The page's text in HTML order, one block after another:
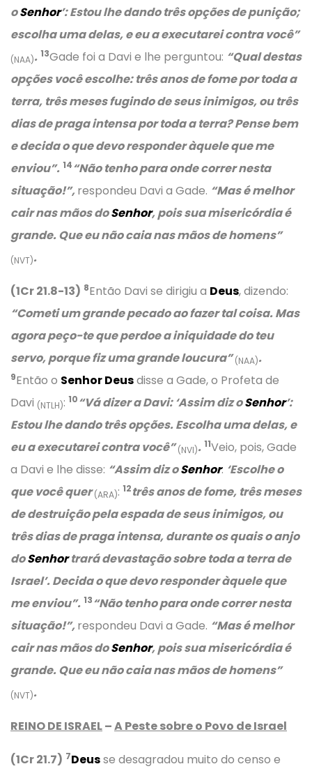
oSenhor’:Estou lhe dando três opções de punição;
escolha uma delas, e eu a executarei contra você”
(NAA). 13Gade foi a Davi e lhe perguntou: “Qual destas
opções você escolhe: três anos de fome por toda a
terra, três meses fugindo de seus inimigos, ou três
dias de praga intensa por toda a terra? Pense bem
e decida o que devo responder àquele que me
enviou”. 14“Não tenho para onde correr nesta
situação!”,respondeu Davi a Gade. “Mas é melhor
cair nas mãos doSenhor, pois sua misericórdia é
grande. Que eu não caia nas mãos de homens”
(NVT).
(1Cr 21.8-13) 8Então Davi se dirigiu a Deus, dizendo:
“Cometi um grande pecado ao fazer tal coisa. Mas
agora peço-te que perdoe a iniquidade do teu
servo, porque fiz uma grande loucura”(NAA).
9Então o Senhor Deusdisse a Gade, o Profeta de
Davi (NTLH): 10“Vá dizer a Davi:‘Assim diz oSenhor’:
Estou lhe dando três opções. Escolha uma delas, e
eu a executarei contra você”(NVI). 11Veio, pois, Gade
a Davi e lhe disse: “Assim diz oSenhor: ‘Escolhe o
que você quer(ARA): 12três anos de fome, três meses
de destruição pela espada de seus inimigos, ou
três dias de praga intensa, durante os quais o anjo
doSenhortrará devastação sobre toda a terra de
Israel’.Decida o que devo responder àquele que
me enviou”. 13“Não tenho para onde correr nesta
situação!”,respondeu Davi a Gade. “Mas é melhor
cair nas mãos doSenhor, pois sua misericórdia é
grande. Que eu não caia nas mãos de homens”
(NVT).
REINO DE ISRAEL–A Peste sobre o Povo de Israel
(1Cr 21.7) 7Deusse desagradou muito do censo e